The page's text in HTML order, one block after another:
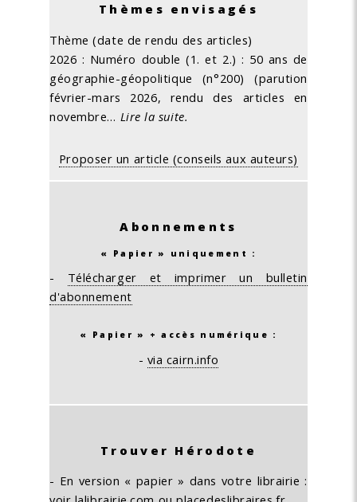
Thèmes envisagés
Thème (date de rendu des articles)
2026 : Numéro double (1. et 2.) : 50 ans de
géographie-géopolitique (n°200) (parution
février-mars 2026, rendu des articles en
novembre… Lire la suite.
Proposer un article (conseils aux auteurs)
Abonnements
« Papier » uniquement :
- Télécharger et imprimer un bulletin
d'abonnement
« Papier » + accès numérique :
- via cairn.info
Trouver Hérodote
- En version « papier » dans votre librairie :